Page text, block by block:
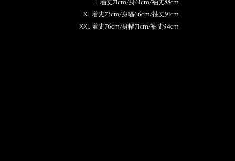
L 着丈71cm/身61cm/袖丈88cm
XL 着丈73cm/身幅66cm/袖丈91cm
XXL 着丈76cm/身幅71cm/袖丈94cm